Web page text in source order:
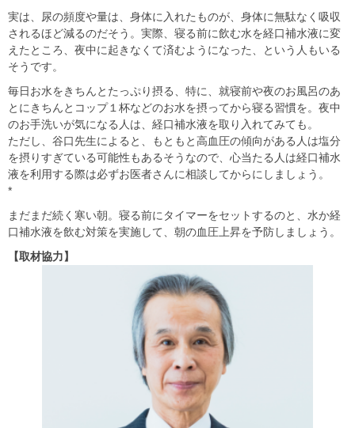
実は、尿の頻度や量は、身体に入れたものが、身体に無駄なく吸収
されるほど減るのだそう。実際、寝る前に飲む水を経口補水液に変
えたところ、夜中に起きなくて済むようになった、という人もいる
そうです。
毎日お水をきちんとたっぷり摂る、特に、就寝前や夜のお風呂のあ
とにきちんとコップ１杯などのお水を摂ってから寝る習慣を。夜中
のお手洗いが気になる人は、経口補水液を取り入れてみても。
ただし、谷口先生によると、もともと高血圧の傾向がある人は塩分
を摂りすぎている可能性もあるそうなので、心当たる人は経口補水
液を利用する際は必ずお医者さんに相談してからにしましょう。
*
まだまだ続く寒い朝。寝る前にタイマーをセットするのと、水か経
口補水液を飲む対策を実施して、朝の血圧上昇を予防しましょう。
【取材協力】